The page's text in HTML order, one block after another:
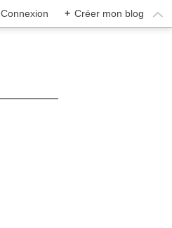
Connexion + Créer mon blog